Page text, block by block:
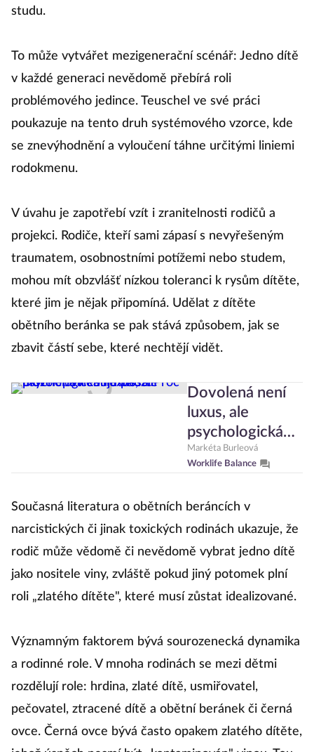
studu.
To může vytvářet mezigenerační scénář: Jedno dítě
v každé generaci nevědomě přebírá roli
problémového jedince. Teuschel ve své práci
poukazuje na tento druh systémového vzorce, kde
se znevýhodnění a vyloučení táhne určitými liniemi
rodokmenu.
V úvahu je zapotřebí vzít i zranitelnosti rodičů a
projekci. Rodiče, kteří sami zápasí s nevyřešeným
traumatem, osobnostními potížemi nebo studem,
mohou mít obzvlášť nízkou toleranci k rysům dítěte,
které jim je nějak připomíná. Udělat z dítěte
obětního beránka se pak stává způsobem, jak se
zbavit částí sebe, které nechtějí vidět.
Dovolená není
luxus, ale
psychologická
nutnost: Proč
mozek potřebuje
Markéta Burleová
Worklife Balance
Současná literatura o obětních beráncích v
narcistických či jinak toxických rodinách ukazuje, že
rodič může vědomě či nevědomě vybrat jedno dítě
jako nositele viny, zvláště pokud jiný potomek plní
roli „zlatého dítěte", které musí zůstat idealizované.
Významným faktorem bývá sourozenecká dynamika
a rodinné role. V mnoha rodinách se mezi dětmi
rozdělují role: hrdina, zlaté dítě, usmiřovatel,
pečovatel, ztracené dítě a obětní beránek či černá
ovce. Černá ovce bývá často opakem zlatého dítěte,